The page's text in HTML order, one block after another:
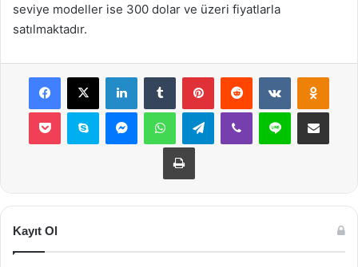
seviye modeller ise 300 dolar ve üzeri fiyatlarla
satılmaktadır.
Facebook
X LinkedInTumblr PinterestReddit VKontakte
Pocket Skype MessengerWhatsAppTelegramViber Line E-Posta ile
Yazdır
Kayıt Ol